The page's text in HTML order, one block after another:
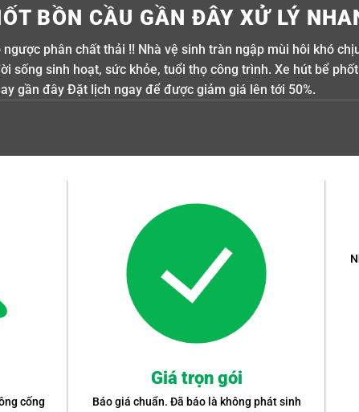
BỒN CẦU GẦN ĐÂY XỬ LÝ
phân chất thải !! Nhà vệ sinh tràn ngập mùi hôi khó
sống sinh hoạt, sức khỏe, tuổi thọ công trình. Xe hút bể
gần đây Đặt lịch ngay để được giảm giá lên tới 50%.
cống
Giá trọn gói
Báo giá chuẩn. Đã báo là không phát sinh